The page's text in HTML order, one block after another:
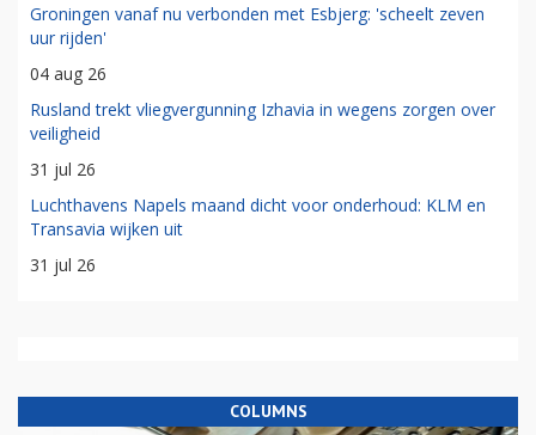
Groningen vanaf nu verbonden met Esbjerg: 'scheelt zeven
uur rijden'
04 aug 26
Rusland trekt vliegvergunning Izhavia in wegens zorgen over
veiligheid
31 jul 26
Luchthavens Napels maand dicht voor onderhoud: KLM en
Transavia wijken uit
31 jul 26
COLUMNS